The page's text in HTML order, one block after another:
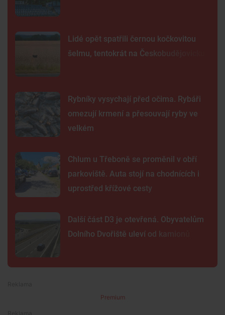
Lidé opět spatřili černou kočkovitou
šelmu, tentokrát na Českobudějovicku
Rybníky vysychají před očima. Rybáři
omezují krmení a přesouvají ryby ve
velkém
Chlum u Třeboně se proměnil v obří
parkoviště. Auta stojí na chodnících i
uprostřed křížové cesty
Další část D3 je otevřená. Obyvatelům
Dolního Dvořiště uleví od kamionů
Premium